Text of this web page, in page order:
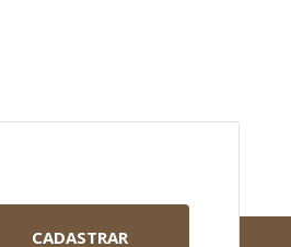
CADASTRAR